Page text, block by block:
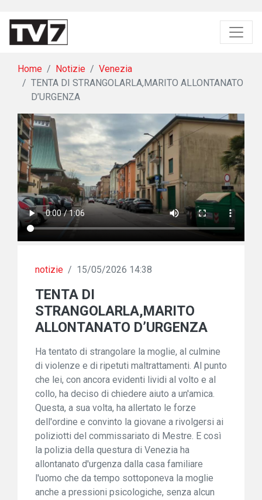
Home Notizie
Venezia
TENTA DI STRANGOLARLA,MARITO ALLONTANATO
D’URGENZA
notizie / 15/05/2026 14:38
TENTA DI
STRANGOLARLA,MARITO
ALLONTANATO D’URGENZA
Ha tentato di strangolare la moglie, al culmine
di violenze e di ripetuti maltrattamenti. Al punto
che lei, con ancora evidenti lividi al volto e al
collo, ha deciso di chiedere aiuto a un'amica.
Questa, a sua volta, ha allertato le forze
dell'ordine e convinto la giovane a rivolgersi ai
poliziotti del commissariato di Mestre. E così
la polizia della questura di Venezia ha
allontanato d'urgenza dalla casa familiare
l'uomo che da tempo sottoponeva la moglie
anche a pressioni psicologiche, senza alcun